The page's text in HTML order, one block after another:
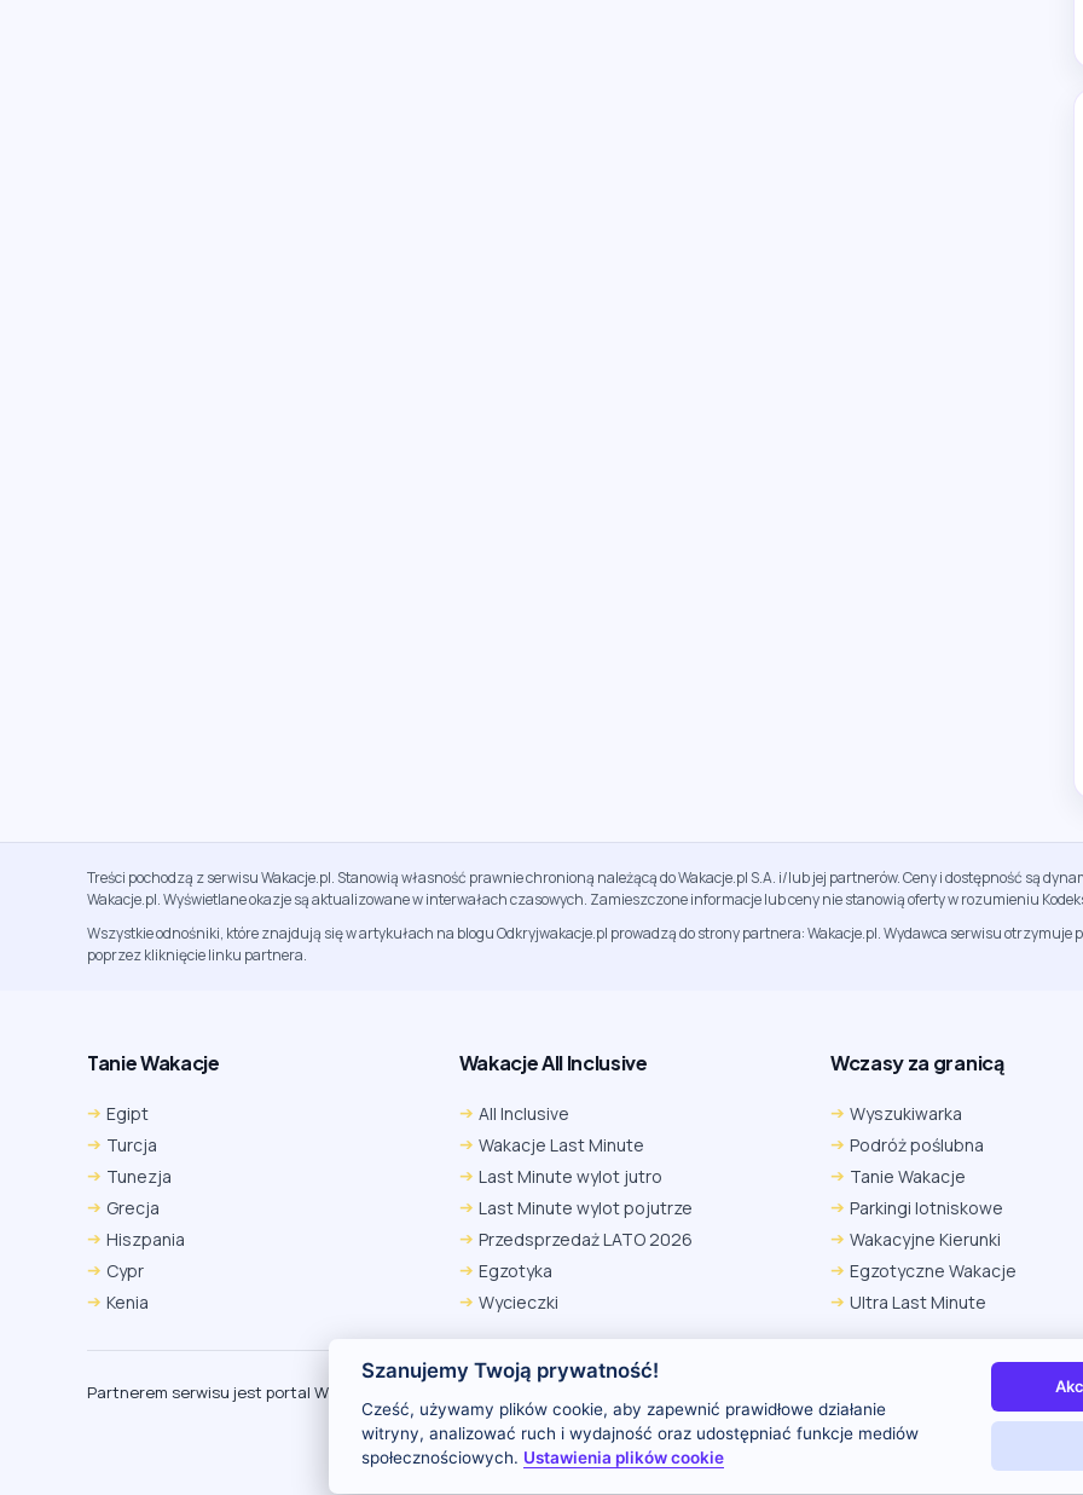
Treści pochodzą z serwisu Wakacje.pl. Stanowią własność prawnie chronioną należącą do Wakacje.pl S.A. i/lub jej partnerów. Ceny i dostępność są
Wakacje.pl. Wyświetlane okazje są aktualizowane w interwałach czasowych. Zamieszczone informacje lub ceny nie stanowią oferty w rozumieniu
Wszystkie odnośniki, które znajdują się w artykułach na blogu Odkryjwakacje.pl prowadzą do strony partnera: Wakacje.pl. Wydawca serwisu
poprzez kliknięcie linku partnera.
Tanie Wakacje
Egipt
Turcja
Tunezja
Grecja
Hiszpania
Cypr
Kenia
Wakacje All Inclusive
All Inclusive
Wakacje Last Minute
Last Minute wylot jutro
Last Minute wylot pojutrze
Przedsprzedaż LATO 2026
Egzotyka
Wycieczki
Wczasy za granicą
Wyszukiwarka
Podróż poślubna
Tanie Wakacje
Parkingi lotniskowe
Wakacyjne Kierunki
Egzotyczne Wakacje
Ultra Last Minute
Partnerem serwisu jest portal Wakacje.pl
Szanujemy Twoją prywatność!
Cześć, używamy plików cookie, aby zapewnić prawidłowe działanie
witryny, analizować ruch i wydajność oraz udostępniać funkcje mediów
społecznościowych. Ustawienia plików cookie